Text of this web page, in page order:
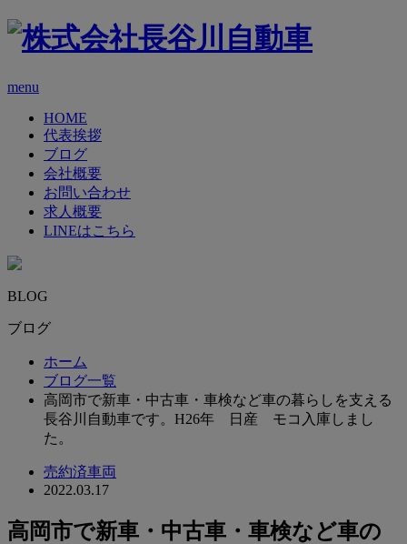
menu
HOME
代表挨拶
ブログ
会社概要
お問い合わせ
求人概要
LINEはこちら
BLOG
ブログ
ホーム
ブログ一覧
高岡市で新車・中古車・車検など車の暮らしを支える
長谷川自動車です。H26年 日産 モコ入庫しまし
た。
売約済車両
2022.03.17
高岡市で新車・中古車・車検など車の